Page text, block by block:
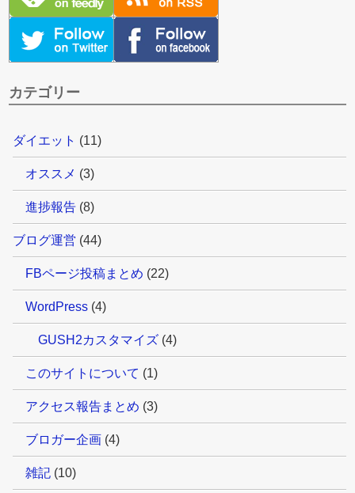
カテゴリー
ダイエット (11)
オススメ (3)
進捗報告 (8)
ブログ運営 (44)
FBページ投稿まとめ (22)
WordPress (4)
GUSH2カスタマイズ (4)
このサイトについて (1)
アクセス報告まとめ (3)
ブロガー企画 (4)
雑記 (10)